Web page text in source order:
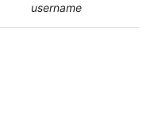
username